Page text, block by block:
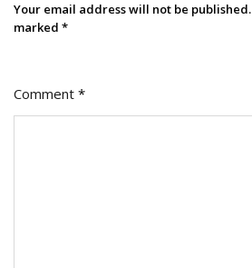
Your email address will not be published.
marked *
Comment *